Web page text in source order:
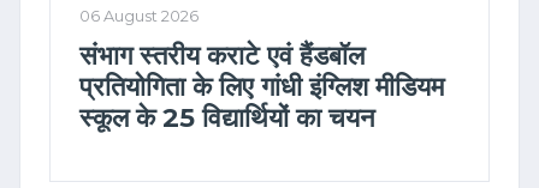
06 August 2026
संभाग स्तरीय कराटे एवं हैंडबॉल
प्रतियोगिता के लिए गांधी इंग्लिश मीडियम
स्कूल के 25 विद्यार्थियों का चयन